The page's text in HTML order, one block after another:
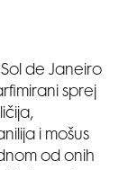
de Janeiro
sprej
i mošus
od onih